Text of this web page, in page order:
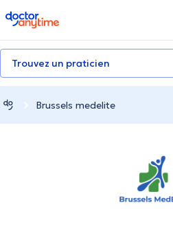
doctoranytime
Trouvez un praticien
Brussels medelite